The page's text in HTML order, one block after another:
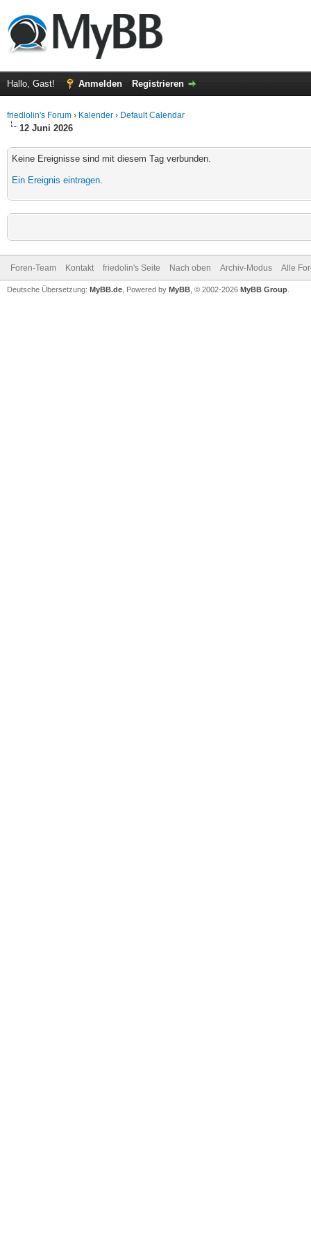
Hallo, Gast! Anmelden Registrieren
friedlolin's Forum › Kalender › Default Calendar
12 Juni 2026
Keine Ereignisse sind mit diesem Tag verbunden.
Ein Ereignis eintragen.
Foren-Team Kontakt friedolin's Seite Nach oben Archiv-Modus Alle
Deutsche Übersetzung: MyBB.de , Powered by MyBB , © 2002-2026 MyBB Group